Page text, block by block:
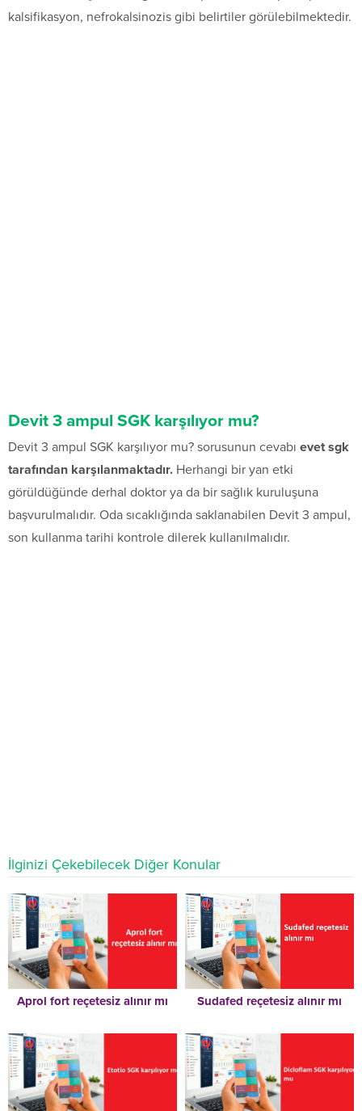
kalsifikasyon, nefrokalsinozis gibi belirtiler görülebilmektedir.
Devit 3 ampul SGK karşılıyor mu?
Devit 3 ampul SGK karşılıyor mu? sorusunun cevabı evet sgk
tarafından karşılanmaktadır. Herhangi bir yan etki
görüldüğünde derhal doktor ya da bir sağlık kuruluşuna
başvurulmalıdır. Oda sıcaklığında saklanabilen Devit 3 ampul,
son kullanma tarihi kontrole dilerek kullanılmalıdır.
İlginizi Çekebilecek Diğer Konular
Aprol fort reçetesiz alınır mı Sudafed reçetesiz alınır mı